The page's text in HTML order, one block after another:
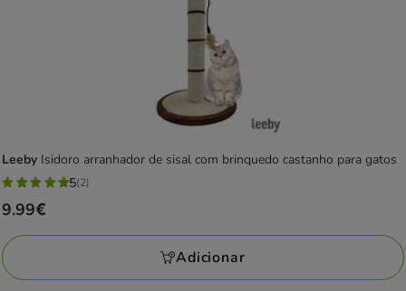
Leeby Isidoro arranhador de sisal com brinquedo castanho para gatos
5
estrelas
com
2
avaliações
5(2)
Preço
9.99€
9.99€
Adicionar